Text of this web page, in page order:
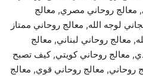
معالج روحاني مصري, معالج
لوجه الله, معالج روحاني ممتاز
معالج روحاني لبناني, معالج
معالج روحاني كويتي, كيف تصبح
روحاني, معالج روحاني قوي, معالج